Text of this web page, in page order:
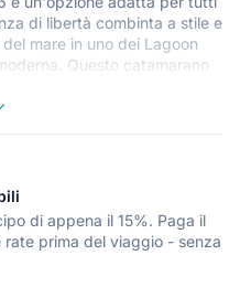
di libertà combinta a stile e
mare in uno dei Lagoon
Questo catamarano
con degli amici o per
per passare tempo
nella Port Ginesta
partenza perfetto per
vacanza!
di appena il 15%. Paga il
prima del viaggio - senza